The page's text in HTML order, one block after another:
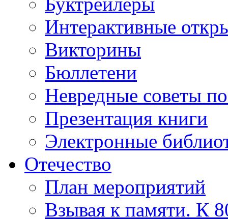
Интерактивные
Викторины
Бюллетени
Невредные советы
Презентация книги
Электронные
Отечество
План мероприятий
Взывая к памяти. К